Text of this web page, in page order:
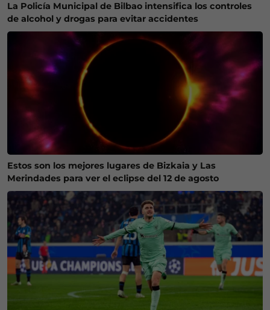
La Policía Municipal de Bilbao intensifica los controles
de alcohol y drogas para evitar accidentes
Estos son los mejores lugares de Bizkaia y Las
Merindades para ver el eclipse del 12 de agosto